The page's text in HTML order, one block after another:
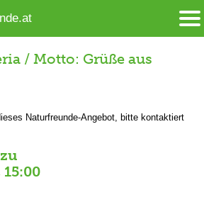
/ Motto: Grüße aus
Naturfreunde-Angebot, bitte kontaktiert
15:00